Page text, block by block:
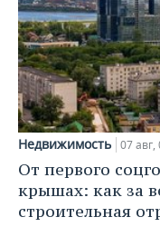
Недвижимость 07 авг,
От первого
крышах: как за
строительная